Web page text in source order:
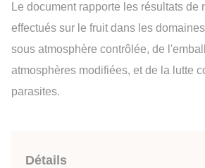
Le document rapporte les résultats de
effectués sur le fruit dans les
sous atmosphère contrôlée, de
atmosphères modifiées, et de la lutte
parasites.
Détails